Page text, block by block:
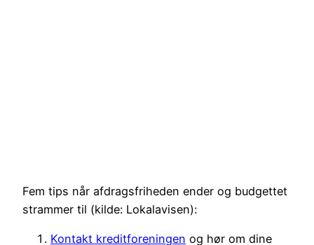
Fem tips når afdragsfriheden ender og budgettet
strammer til (kilde: Lokalavisen):
Kontakt kreditforeningen og hør om dine